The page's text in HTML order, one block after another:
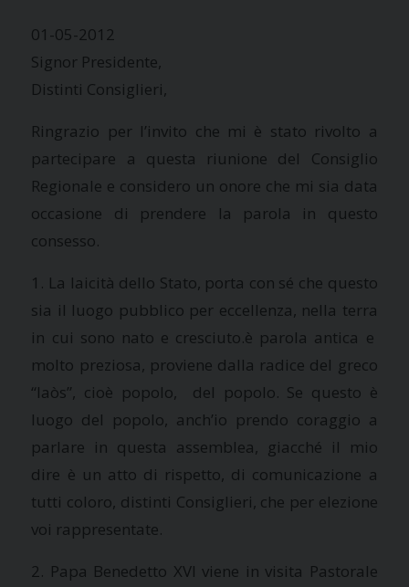
01-05-2012
Signor Presidente,
Distinti Consiglieri,
Ringrazio per l’invito che mi è stato rivolto a
partecipare a questa riunione del Consiglio
Regionale e considero un onore che mi sia data
occasione di prendere la parola in questo
consesso.
1. La laicità dello Stato, porta con sé che questo
sia il luogo pubblico per eccellenza, nella terra
in cui sono nato e cresciuto.è parola antica e
molto preziosa, proviene dalla radice del greco
“laòs”, cioè popolo, del popolo. Se questo è
luogo del popolo, anch’io prendo coraggio a
parlare in questa assemblea, giacché il mio
dire è un atto di rispetto, di comunicazione a
tutti coloro, distinti Consiglieri, che per elezione
voi rappresentate.
2. Papa Benedetto XVI viene in visita Pastorale